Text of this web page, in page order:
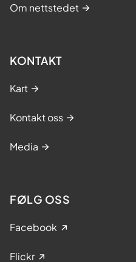
Om nettstedet
KONTAKT
Kart
Kontakt oss
Media
FØLG OSS
Facebook
Flickr